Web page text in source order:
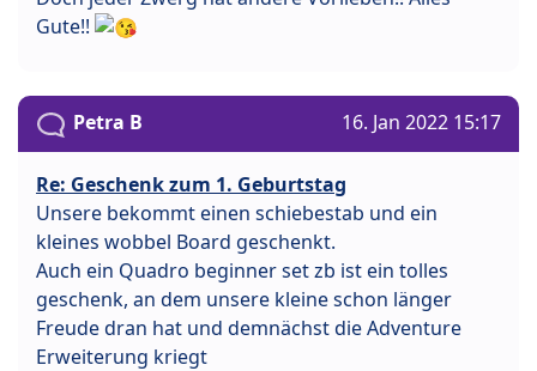
Gute!!
Petra B 16. Jan 2022 15:17
Re: Geschenk zum 1. Geburtstag
Unsere bekommt einen schiebestab und ein
kleines wobbel Board geschenkt.
Auch ein Quadro beginner set zb ist ein tolles
geschenk, an dem unsere kleine schon länger
Freude dran hat und demnächst die Adventure
Erweiterung kriegt